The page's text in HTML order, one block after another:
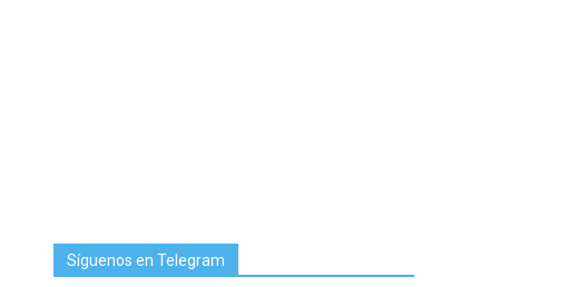
Síguenos en Telegram